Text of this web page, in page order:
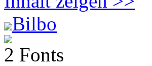
Bilbo
2 Fonts